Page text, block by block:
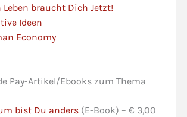
Leben braucht Dich Jetzt!
Ideen
Economy
Pay-Artikel/Ebooks zum Thema
bist Du anders(E-Book) – € 3,00